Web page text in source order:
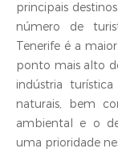
principais
número de
Tenerife é a
ponto mais alto
indústria
naturais, bem
ambiental e o
uma prioridade